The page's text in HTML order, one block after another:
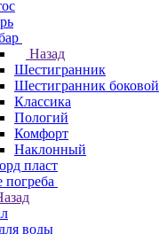
Назад
Шестигранник
Шестигранник боковой
Классика
Пологий
Комфорт
Наклонный
пласт
погреба
воды